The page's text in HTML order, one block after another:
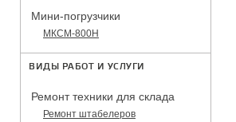
Мини-погрузчики
МКСМ-800H
ВИДЫ РАБОТ И УСЛУГИ
Ремонт техники для склада
Ремонт штабелеров